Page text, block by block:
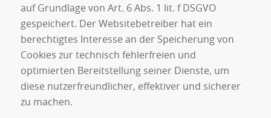
auf Grundlage von Art. 6 Abs. 1 lit. f DSGVO
gespeichert. Der Websitebetreiber hat ein
berechtigtes Interesse an der Speicherung von
Cookies zur technisch fehlerfreien und
optimierten Bereitstellung seiner Dienste, um
diese nutzerfreundlicher, effektiver und sicherer
zu machen.